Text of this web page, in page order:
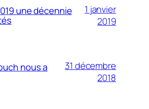
une décennie
1 janvier
2019
nous a
31 décembre
2018